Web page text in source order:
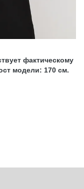
фактическому
модели: 170 см.